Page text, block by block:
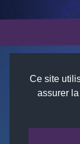
Ce site
assurer